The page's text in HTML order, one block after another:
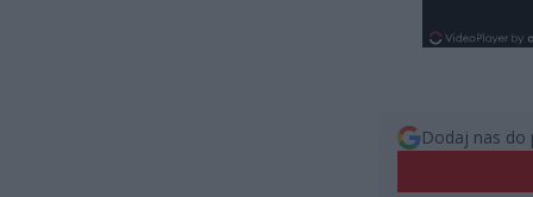
Dodaj nas do